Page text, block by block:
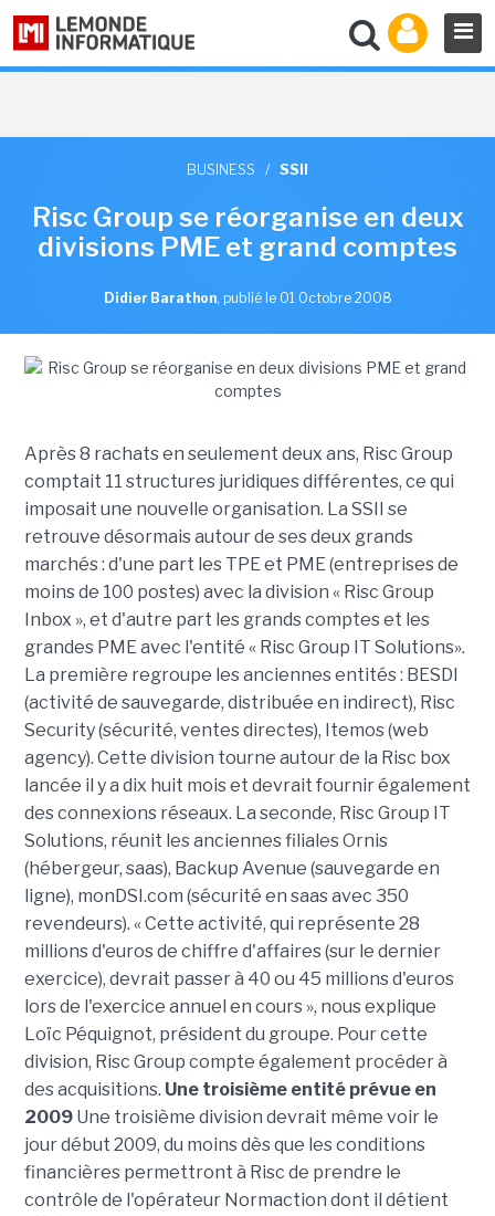
BUSINESS / SSII
Risc Group se réorganise en deux
divisions PME et grand comptes
Didier Barathon, publié le 01 Octobre 2008
Après 8 rachats en seulement deux ans, Risc Group
comptait 11 structures juridiques différentes, ce qui
imposait une nouvelle organisation. La SSII se
retrouve désormais autour de ses deux grands
marchés : d'une part les TPE et PME (entreprises de
moins de 100 postes) avec la division « Risc Group
Inbox », et d'autre part les grands comptes et les
grandes PME avec l'entité « Risc Group IT Solutions».
La première regroupe les anciennes entités : BESDI
(activité de sauvegarde, distribuée en indirect), Risc
Security (sécurité, ventes directes), Itemos (web
agency). Cette division tourne autour de la Risc box
lancée il y a dix huit mois et devrait fournir également
des connexions réseaux. La seconde, Risc Group IT
Solutions, réunit les anciennes filiales Ornis
(hébergeur, saas), Backup Avenue (sauvegarde en
ligne), monDSI.com (sécurité en saas avec 350
revendeurs). « Cette activité, qui représente 28
millions d'euros de chiffre d'affaires (sur le dernier
exercice), devrait passer à 40 ou 45 millions d'euros
lors de l'exercice annuel en cours », nous explique
Loïc Péquignot, président du groupe. Pour cette
division, Risc Group compte également procéder à
des acquisitions. Une troisième entité prévue en
2009Une troisième division devrait même voir le
jour début 2009, du moins dès que les conditions
financières permettront à Risc de prendre le
contrôle de l'opérateur Normaction dont il détient